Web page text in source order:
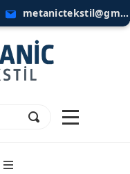
metanictekstil@gmail.com